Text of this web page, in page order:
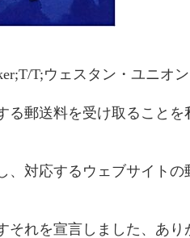
T;ウェスタン・ユニオン
郵送料を受け取ることを
対応するウェブサイトの
それを宣言しました、あり